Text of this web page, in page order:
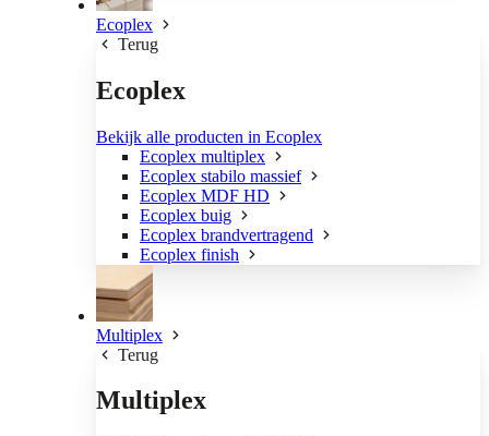
Ecoplex
Terug
Ecoplex
Bekijk alle producten in Ecoplex
Ecoplex multiplex
Ecoplex stabilo massief
Ecoplex MDF HD
Ecoplex buig
Ecoplex brandvertragend
Ecoplex finish
Multiplex
Terug
Multiplex